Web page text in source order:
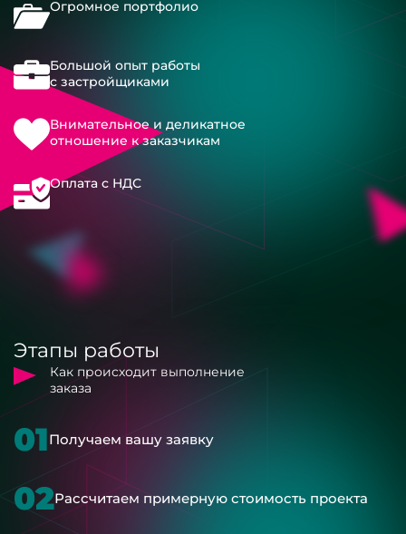
Огромное портфолио
Большой опыт работы
с застройщиками
Внимательное и деликатное
отношение к заказчикам
Оплата с НДС
Этапы работы
Как происходит выполнение
заказа
01Получаем вашу заявку
02Рассчитаем примерную стоимость проекта